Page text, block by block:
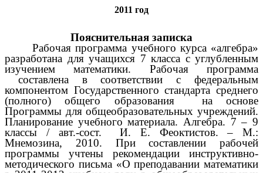
2011 год
Пояснительная записка
Рабочая программа учебного курса «алгебра»
разработана для учащихся 7 класса с углубленным
изучением математики. Рабочая программа
составлена в соответствии с федеральным
компонентом Государственного стандарта среднего
(полного) общего образования на основе
Программы для общеобразовательных учреждений.
Планирование учебного материала. Алгебра. 7 – 9
классы / авт.-сост. И. Е. Феоктистов. – М.:
Мнемозина, 2010. При составлении рабочей
программы учтены рекомендации инструктивно-
методического письма «О преподавании математики